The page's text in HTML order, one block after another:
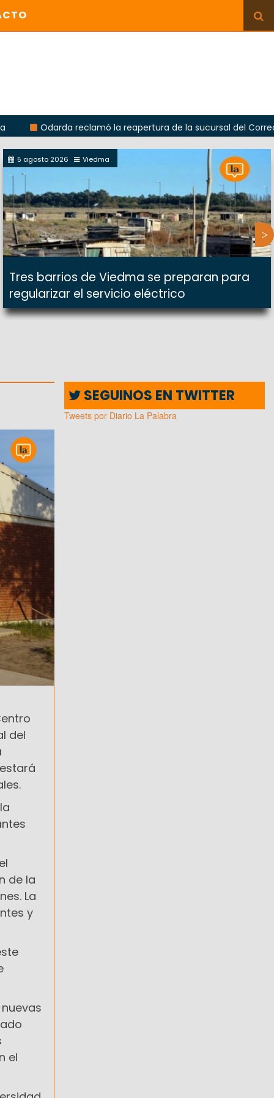
reclamó la reapertura de la sucursal del Correo
5 agosto 2026 Viedma
Tres barrios de Viedma se preparan para
regularizar el servicio eléctrico
del
de la
La
y
el
SEGUINOS EN TWITTER
Tweets por Diario La Palabra